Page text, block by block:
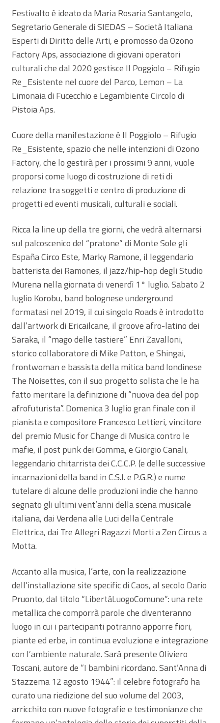
Festivalto è ideato da Maria Rosaria Santangelo,
Segretario Generale di SIEDAS – Società Italiana
Esperti di Diritto delle Arti, e promosso da Ozono
Factory Aps, associazione di giovani operatori
culturali che dal 2020 gestisce Il Poggiolo – Rifugio
Re_Esistente nel cuore del Parco, Lemon – La
Limonaia di Fucecchio e Legambiente Circolo di
Pistoia Aps.
Cuore della manifestazione è Il Poggiolo – Rifugio
Re_Esistente, spazio che nelle intenzioni di Ozono
Factory, che lo gestirà per i prossimi 9 anni, vuole
proporsi come luogo di costruzione di reti di
relazione tra soggetti e centro di produzione di
progetti ed eventi musicali, culturali e sociali.
Ricca la line up della tre giorni, che vedrà alternarsi
sul palcoscenico del “pratone” di Monte Sole gli
España Circo Este, Marky Ramone, il leggendario
batterista dei Ramones, il jazz/hip-hop degli Studio
Murena nella giornata di venerdì 1° luglio. Sabato 2
luglio Korobu, band bolognese underground
formatasi nel 2019, il cui singolo Roads è introdotto
dall’artwork di Ericailcane, il groove afro-latino dei
Saraka, il “mago delle tastiere” Enri Zavalloni,
storico collaboratore di Mike Patton, e Shingai,
frontwoman e bassista della mitica band londinese
The Noisettes, con il suo progetto solista che le ha
fatto meritare la definizione di “nuova dea del pop
afrofuturista”. Domenica 3 luglio gran finale con il
pianista e compositore Francesco Lettieri, vincitore
del premio Music for Change di Musica contro le
mafie, il post punk dei Gomma, e Giorgio Canali,
leggendario chitarrista dei C.C.C.P. (e delle successive
incarnazioni della band in C.S.I. e P.G.R.) e nume
tutelare di alcune delle produzioni indie che hanno
segnato gli ultimi vent’anni della scena musicale
italiana, dai Verdena alle Luci della Centrale
Elettrica, dai Tre Allegri Ragazzi Morti a Zen Circus a
Motta.
Accanto alla musica, l’arte, con la realizzazione
dell’installazione site specific di Caos, al secolo Dario
Pruonto, dal titolo “LibertàLuogoComune”: una rete
metallica che comporrà parole che diventeranno
luogo in cui i partecipanti potranno apporre fiori,
piante ed erbe, in continua evoluzione e integrazione
con l’ambiente naturale. Sarà presente Oliviero
Toscani, autore de “I bambini ricordano. Sant’Anna di
Stazzema 12 agosto 1944”: il celebre fotografo ha
curato una riedizione del suo volume del 2003,
arricchito con nuove fotografie e testimonianze che